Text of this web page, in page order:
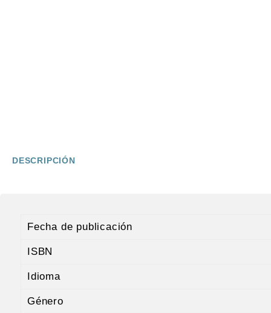
DESCRIPCIÓN
Fecha de publicación
ISBN
Idioma
Género